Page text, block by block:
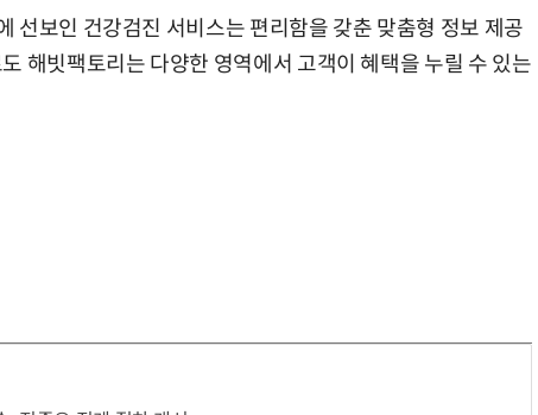
선보인 건강검진 서비스는 편리함을 갖춘 맞춤형 정보 제공
해빗팩토리는 다양한 영역에서 고객이 혜택을 누릴 수 있는